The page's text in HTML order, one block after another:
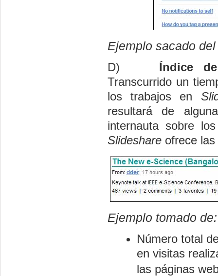
Ejemplo sacado
D)
Índice
Transcurrido un
los trabajos en
resultará de
internauta sobre
Slideshare ofrece
Ejemplo tomado
Número total
en visitas
las páginas